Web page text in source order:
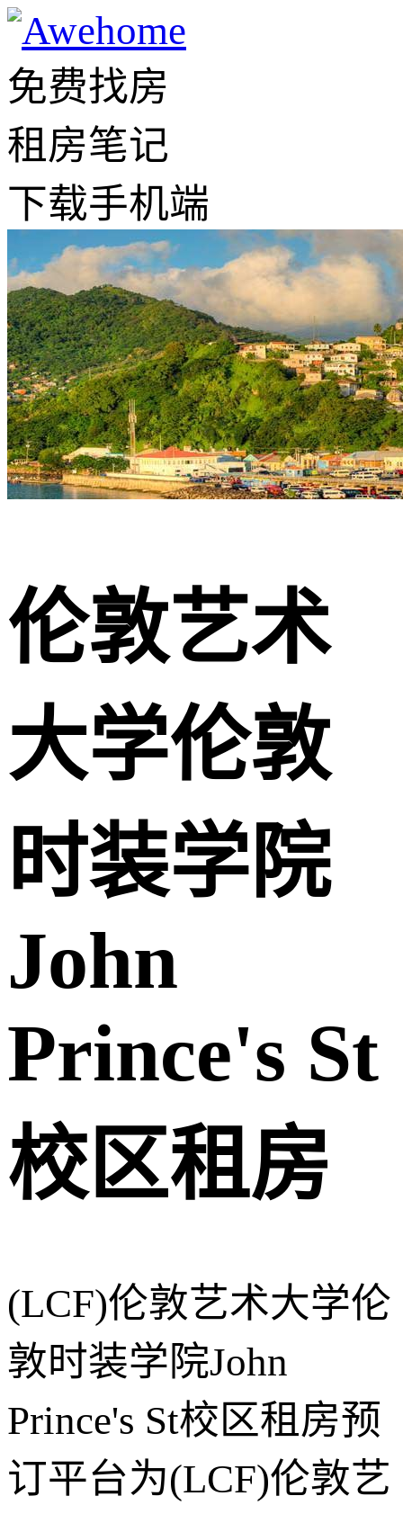
免费找房
租房笔记
下载手机端
伦敦艺术
大学伦敦
时装学院
John
Prince's St
校区租房
(LCF)伦敦艺术大学伦
敦时装学院John
Prince's St校区租房预
订平台为(LCF)伦敦艺